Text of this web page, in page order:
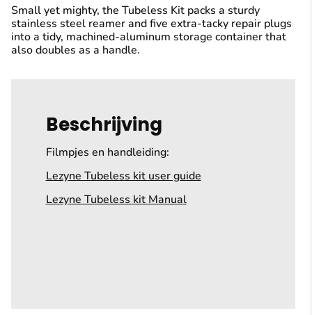
Small yet mighty, the Tubeless Kit packs a sturdy
stainless steel reamer and five extra-tacky repair plugs
into a tidy, machined-aluminum storage container that
also doubles as a handle.
Beschrijving
Filmpjes en handleiding:
Lezyne Tubeless kit user guide
Lezyne Tubeless kit Manual